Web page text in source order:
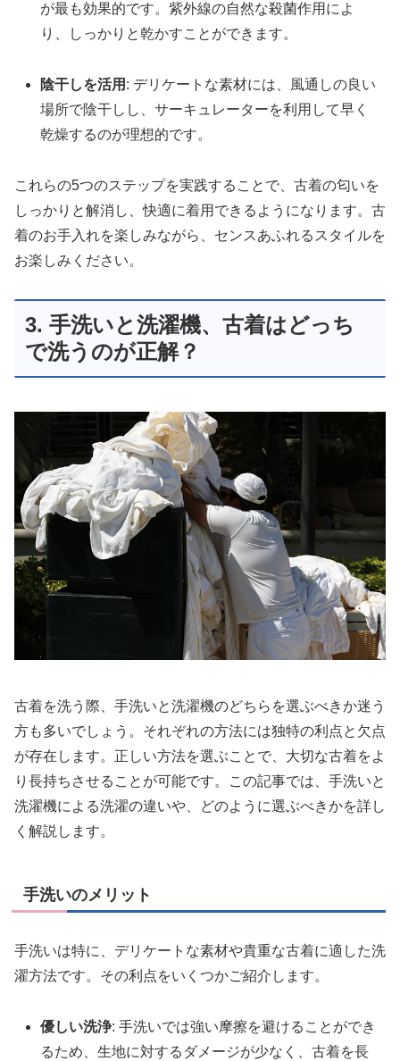
が最も効果的です。紫外線の自然な殺菌作用によ
り、しっかりと乾かすことができます。
陰干しを活用 : デリケートな素材には、風通しの良い
場所で陰干しし、サーキュレーターを利用して早く
乾燥するのが理想的です。
これらの5つのステップを実践することで、古着の匂いを
しっかりと解消し、快適に着用できるようになります。古
着のお手入れを楽しみながら、センスあふれるスタイルを
お楽しみください。
3. 手洗いと洗濯機、古着はどっち
で洗うのが正解？
古着を洗う際、手洗いと洗濯機のどちらを選ぶべきか迷う
方も多いでしょう。それぞれの方法には独特の利点と欠点
が存在します。正しい方法を選ぶことで、大切な古着をよ
り長持ちさせることが可能です。この記事では、手洗いと
洗濯機による洗濯の違いや、どのように選ぶべきかを詳し
く解説します。
手洗いのメリット
手洗いは特に、デリケートな素材や貴重な古着に適した洗
濯方法です。その利点をいくつかご紹介します。
優しい洗浄: 手洗いでは強い摩擦を避けることができ
るため、生地に対するダメージが少なく、古着を長